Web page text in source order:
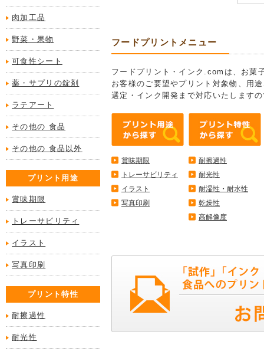
肉加工品
野菜・果物
可食性シート
薬・サプリの錠剤
ラテアート
その他の 食品
その他の 食品以外
プリント用途
賞味期限
トレーサビリティ
イラスト
写真印刷
プリント特性
耐擦過性
耐光性
フードプリントメニュー
フードプリント・インク.comは、お菓
お客様のご要望やプリント対象物、用
選定・インク開発まで対応いたします
賞味期限
トレーサビリティ
イラスト
写真印刷
耐擦過性
耐光性
耐湿性・耐水性
乾燥性
高解像度